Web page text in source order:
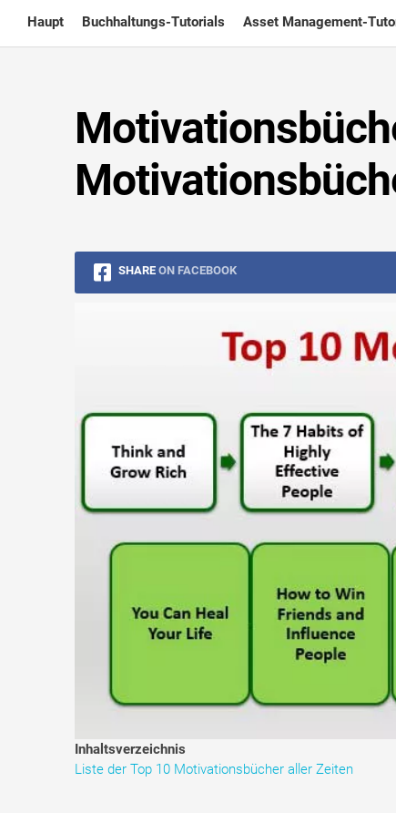
content
Haupt Buchhaltungs-Tutorials Asset Management-
SHARE ON FACEBOOK
Inhaltsverzeichnis
Liste der Top 10 Motivationsbücher aller Zeiten